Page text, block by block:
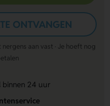
ONTVANGEN
aan vast · Je hoeft nog
binnen 24 uur